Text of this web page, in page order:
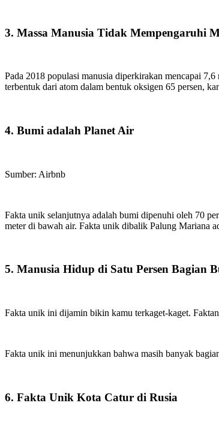
3. Massa Manusia Tidak Mempengaruhi
Pada 2018 populasi manusia diperkirakan mencapai
terbentuk dari atom dalam bentuk oksigen 65 persen,
4. Bumi adalah Planet Air
Sumber: Airbnb
Fakta unik selanjutnya adalah bumi dipenuhi oleh 70
meter di bawah air. Fakta unik dibalik Palung Mariana
5. Manusia Hidup di Satu Persen Bagian
Fakta unik ini dijamin bikin kamu terkaget-kaget.
Fakta unik ini menunjukkan bahwa masih banyak
6. Fakta Unik Kota Catur di Rusia